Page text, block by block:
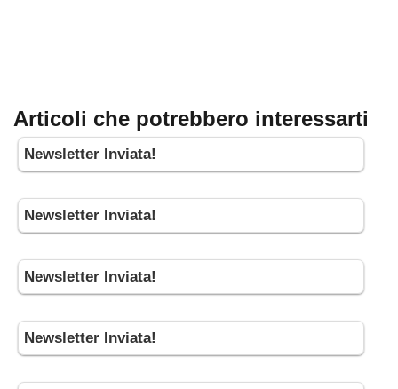
Articoli che potrebbero interessarti
Newsletter Inviata!
Newsletter Inviata!
Newsletter Inviata!
Newsletter Inviata!